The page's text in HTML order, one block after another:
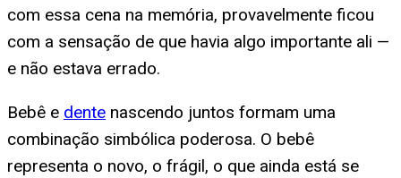
com essa cena na memória, provavelmente ficou
com a sensação de que havia algo importante ali —
e não estava errado.
Bebê e dente nascendo juntos formam uma
combinação simbólica poderosa. O bebê
representa o novo, o frágil, o que ainda está se